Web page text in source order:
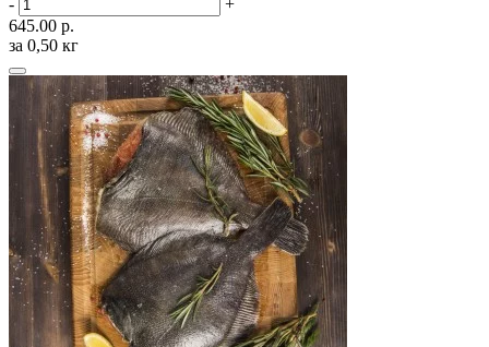
-
+
645.00 р.
за 0,50 кг